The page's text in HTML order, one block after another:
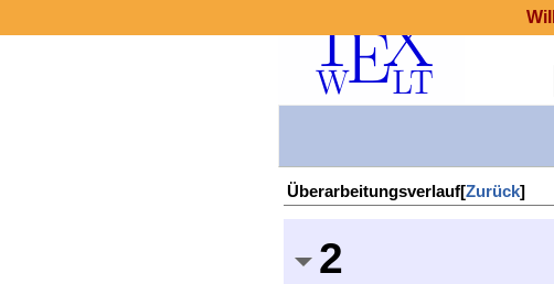
Überarbeitungsverlauf[Zurück]
2